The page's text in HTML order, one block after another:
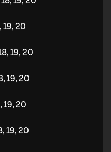
19, 20
19, 20
19, 20
19, 20
19, 20